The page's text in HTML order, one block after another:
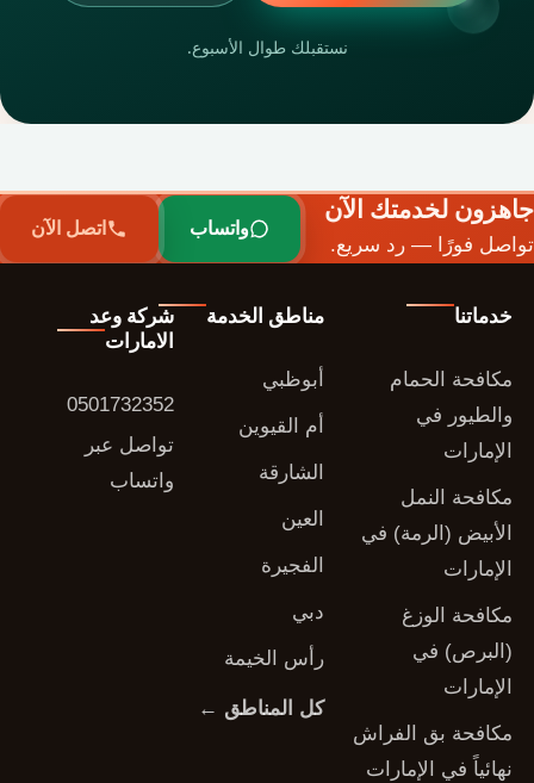
نستقبلك طوال الأسبوع.
جاهزون لخدمتك الآن
تواصل فورًا — رد سريع.
واتساب اتصل الآن
خدماتنا
مكافحة الحمام
والطيور في
الإمارات
مكافحة النمل
الأبيض (الرمة) في
الإمارات
مكافحة الوزغ
(البرص) في
الإمارات
مكافحة بق الفراش
نهائياً في الإمارات
مناطق الخدمة
أبوظبي
أم القيوين
الشارقة
العين
الفجيرة
دبي
رأس الخيمة
كل المناطق ←
شركة وعد
الامارات
0501732352
تواصل عبر
واتساب